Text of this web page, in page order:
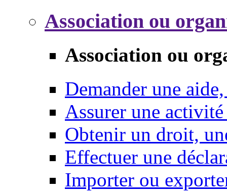
Association ou
Association ou
Demander une
Assurer une
Obtenir un droit,
Effectuer une
Importer ou